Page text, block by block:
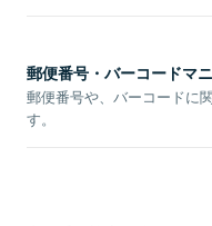
郵便番号・バーコードマ
郵便番号や、バーコードに
す。